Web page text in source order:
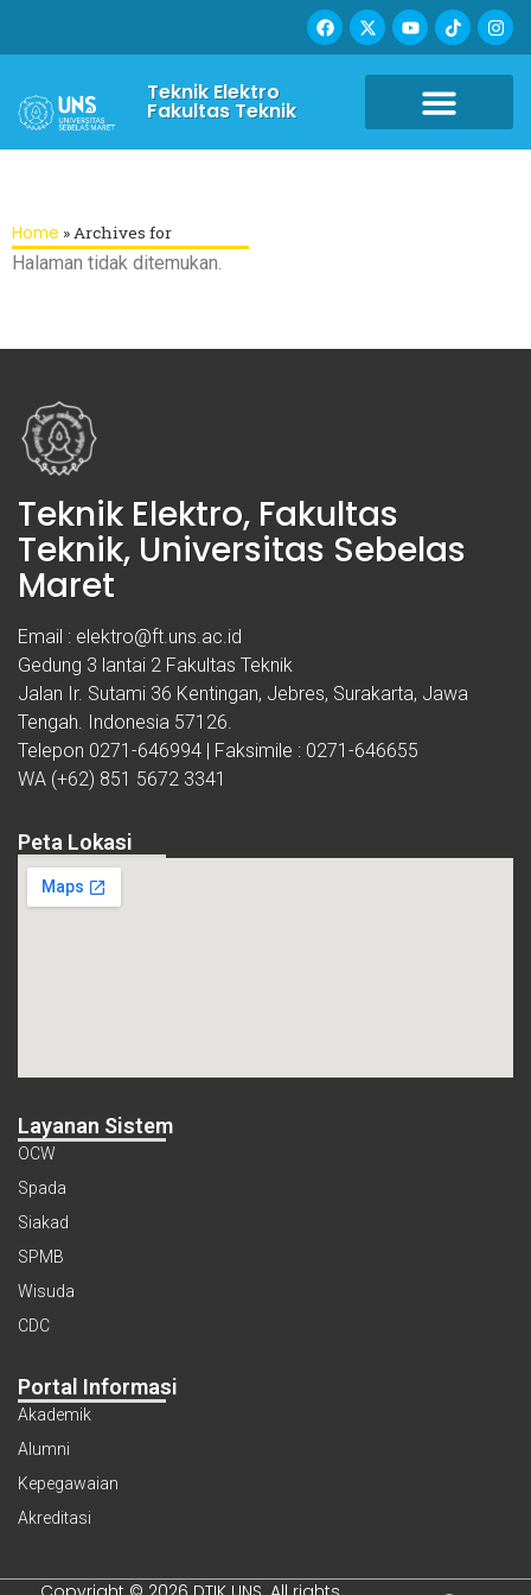
Teknik Elektro
Fakultas Teknik
Home »Archives for
Halaman tidak ditemukan.
Teknik Elektro, Fakultas
Teknik, Universitas Sebelas
Maret
Email : elektro@ft.uns.ac.id
Gedung 3 lantai 2 Fakultas Teknik
Jalan Ir. Sutami 36 Kentingan, Jebres, Surakarta, Jawa
Tengah. Indonesia 57126.
Telepon 0271-646994 | Faksimile : 0271-646655
WA (+62) 851 5672 3341
Peta Lokasi
Layanan Sistem
OCW
Spada
Siakad
SPMB
Wisuda
CDC
Portal Informasi
Akademik
Alumni
Kepegawaian
Akreditasi